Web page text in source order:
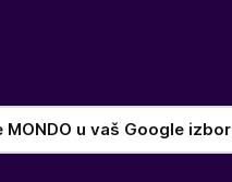
MONDO u vaš Google izbor